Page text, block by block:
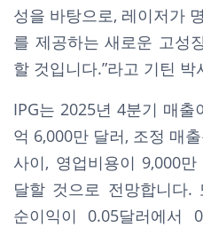
성을 바탕으로, 레이저가
를 제공하는 새로운 고성
할 것입니다.”라고 기틴
IPG는 2025년 4분기 매
억 6,000만 달러, 조정 매
사이, 영업비용이 9,000
달할 것으로 전망합니다.
순이익이 0.05달러에서